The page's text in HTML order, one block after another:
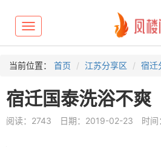
Toggle
navigation
当前位置： 首页 江苏分享区 宿迁
宿迁国泰洗浴不爽
阅读：2743 日期：2019-02-23 时间